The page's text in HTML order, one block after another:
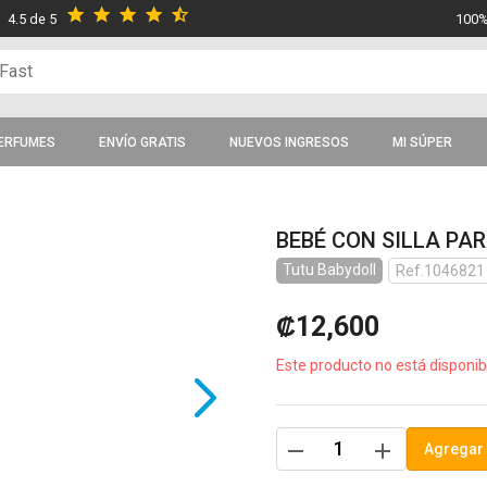
4.5 de 5 star star star star star_half
ENVÍO GRATIS NUEVOS INGRESOS MI SÚPER
BEBÉ CON SILLA
Tutu Babydoll Ref.1046821
₡12,600
Este producto no está
remove add